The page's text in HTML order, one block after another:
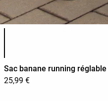
Liste des couleurs du produit
Sac banane running réglable
25,99 €